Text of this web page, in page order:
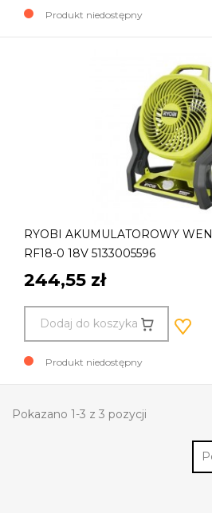
Produkt niedostępny
RYOBI AKUMULATOROWY
RF18-0 18V 5133005596
244,55 zł
Dodaj do koszyka
Produkt niedostępny
Pokazano 1-3 z 3 pozycji